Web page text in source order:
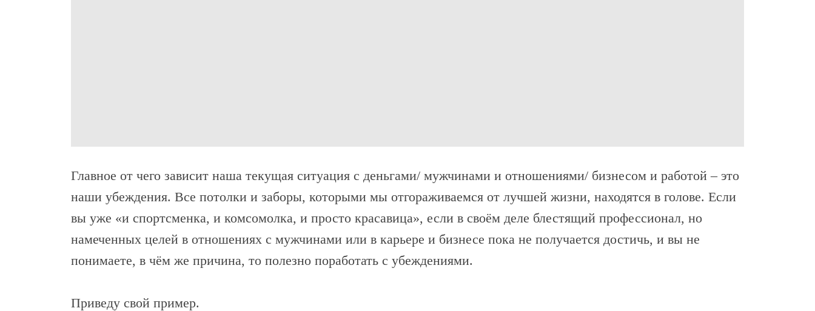
Главное от чего зависит наша текущая ситуация с деньгами/ мужчинами и отношениями/ бизнесом и работой – это
наши убеждения. Все потолки и заборы, которыми мы отгораживаемся от лучшей жизни, находятся в голове. Если
вы уже «и спортсменка, и комсомолка, и просто красавица», если в своём деле блестящий профессионал, но
намеченных целей в отношениях с мужчинами или в карьере и бизнесе пока не получается достичь, и вы не
понимаете, в чём же причина, то полезно поработать с убеждениями.
Приведу свой пример.